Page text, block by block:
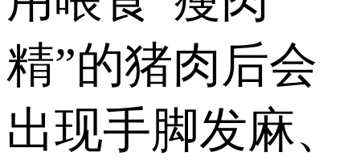
精”的猪肉后会
出现手脚发麻、